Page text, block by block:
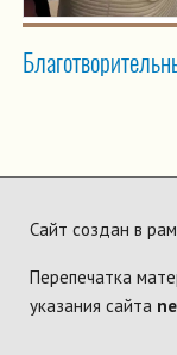
Сайт создан в
Перепечатка
указания сайта